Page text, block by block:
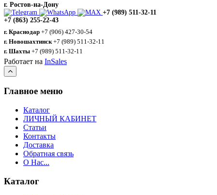
г. Ростов-на-Дону
+7 (989) 511-32-11
+7 (863) 255-22-43
г. Краснодар +7 (906) 427-30-54
г. Новошахтинск +7 (989) 511-32-11
г. Шахты +7 (989) 511-32-11
Работает на InSales
Главное меню
Каталог
ЛИЧНЫЙ КАБИНЕТ
Статьи
Контакты
Доставка
Обратная связь
О Нас...
Каталог